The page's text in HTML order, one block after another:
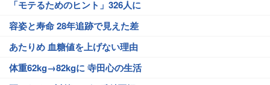
「モテるためのヒント」326人に
容姿と寿命 28年追跡で見えた差
あたりめ 血糖値を上げない理由
体重62kg→82kgに 寺田心の生活